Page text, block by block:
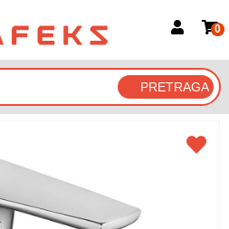
Prijavite se Google nalogom
0